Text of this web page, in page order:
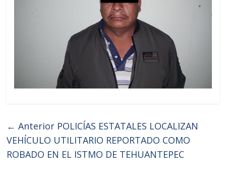
← Anterior POLICÍAS ESTATALES LOCALIZAN
VEHÍCULO UTILITARIO REPORTADO COMO
ROBADO EN EL ISTMO DE TEHUANTEPEC